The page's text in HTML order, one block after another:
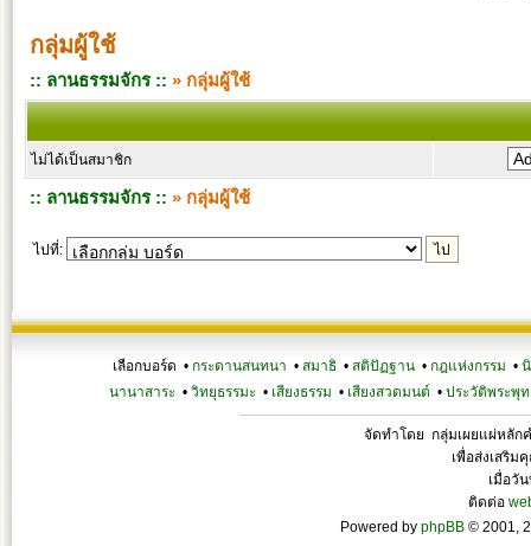
กลุ่มผู้ใช้
:: ลานธรรมจักร :: » กลุ่มผู้ใช้
ไม่ได้เป็นสมาชิก
:: ลานธรรมจักร :: » กลุ่มผู้ใช้
ไปที่:
เลือกบอร์ด • กระดานสนทนา • สมาธิ • สติปัฏฐาน • กฎแห่งกรรม •
นานาสาระ• วิทยุธรรมะ• เสียงธรรม • เสียงสวดมนต์ • ประวัติพระพุท
จัดทำโดย กลุ่มเผยแผ่หลัก
เพื่อส่งเสริม
เมื่อวั
ติดต่อ
Powered by phpBB © 2001,